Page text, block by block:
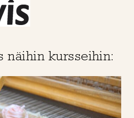
näihin kursseihin: